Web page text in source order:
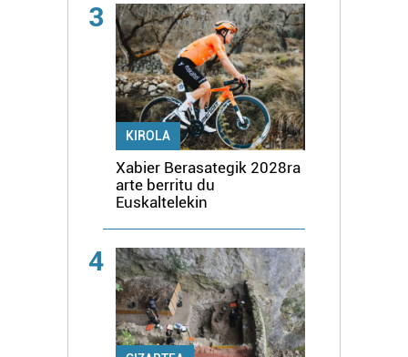
3
KIROLA
Xabier Berasategik 2028ra
arte berritu du
Euskaltelekin
4